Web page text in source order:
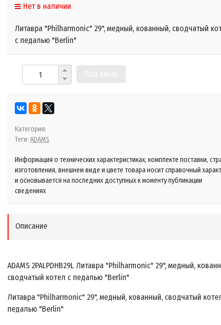
Нет в наличии
Литавра "Philharmonic" 29", медный, кованный, сводчатый
с педалью "Berlin"
Категория:
Теги: ADAMS
Информация о технических характеристиках, комплекте поставки,
изготовления, внешнем виде и цвете товара носит справочный
и основывается на последних доступных к моменту публикации
сведениях
Описание
ADAMS 2PALPDHB29L Литавра "Philharmonic" 29", медный,
сводчатый котел с педалью "Berlin"
Литавра "Philharmonic" 29", медный, кованный, сводчатый
педалью "Berlin"